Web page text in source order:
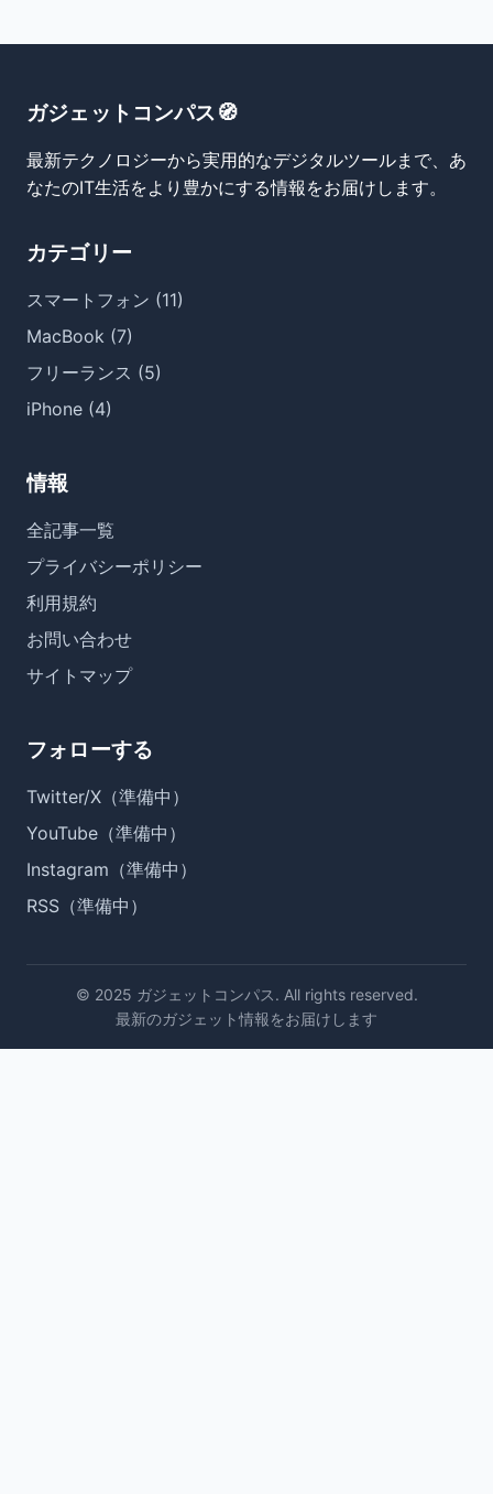
ガジェットコンパス🧭
最新テクノロジーから実用的なデジタルツールまで、あ
なたのIT生活をより豊かにする情報をお届けします。
カテゴリー
スマートフォン (11)
MacBook (7)
フリーランス (5)
iPhone (4)
情報
全記事一覧
プライバシーポリシー
利用規約
お問い合わせ
サイトマップ
フォローする
Twitter/X（準備中）
YouTube（準備中）
Instagram（準備中）
RSS（準備中）
© 2025 ガジェットコンパス. All rights reserved.
最新のガジェット情報をお届けします